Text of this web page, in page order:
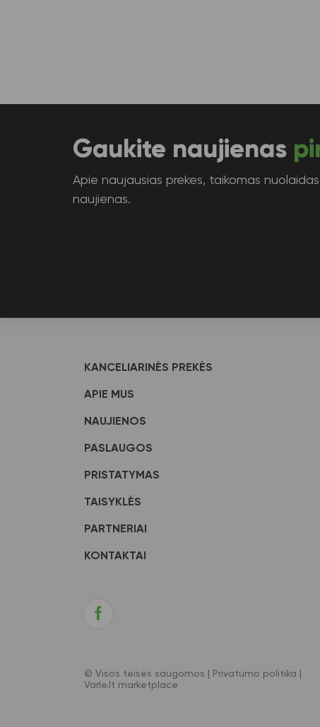
Gaukite naujienas
Apie naujausias prekes, taikomas
naujienas.
KANCELIARINĖS PREKĖS
APIE MUS
NAUJIENOS
PASLAUGOS
PRISTATYMAS
TAISYKLĖS
PARTNERIAI
KONTAKTAI
© Visos teisės saugomos | Privatumo politika
Varle.lt marketplace